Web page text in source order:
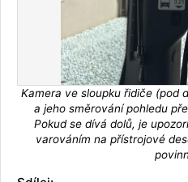
Kamera ve sloupku řidiče (pod
a jeho směrování pohledu
Pokud se dívá dolů, je
varováním na přístrojové